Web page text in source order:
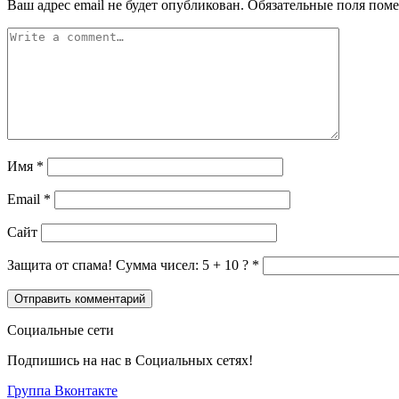
Ваш адрес email не будет опубликован. Обязательные поля
Имя *
Email *
Сайт
Защита от спама! Сумма чисел: 5 + 10 ? *
Социальные сети
Подпишись на нас в Социальных сетях!
Группа Вконтакте